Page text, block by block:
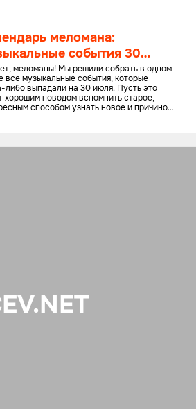
меломана:
события 30
меломаны! Мы решили собрать в одном
все музыкальные события, которые
либо выпадали на 30 июля. Пусть это
хорошим поводом вспомнить старое,
способом узнать новое и причиной